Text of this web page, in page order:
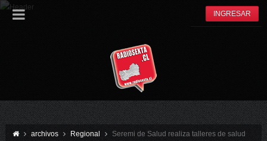
INGRESAR
archivos Regional
Seremi de Salud realiza talleres de salud